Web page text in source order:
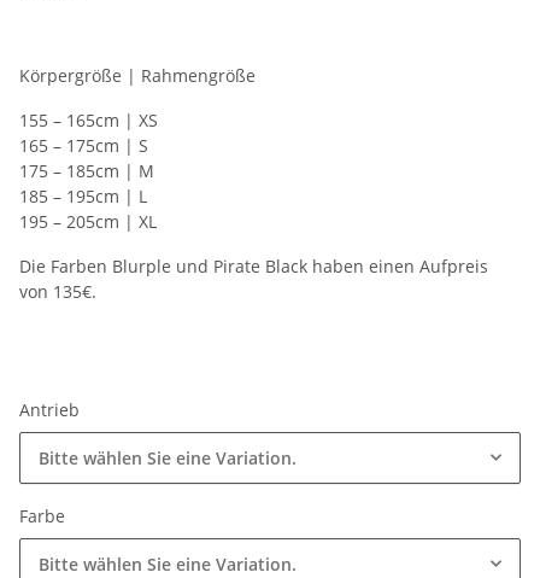
Körpergröße | Rahmengröße
155 – 165cm | XS
165 – 175cm | S
175 – 185cm | M
185 – 195cm | L
195 – 205cm | XL
Die Farben Blurple und Pirate Black haben einen Aufpreis
von 135€.
Antrieb
Bitte wählen Sie eine Variation.
Farbe
Bitte wählen Sie eine Variation.